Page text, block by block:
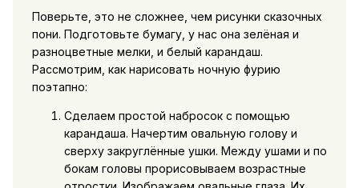
Поверьте, это не сложнее, чем рисунки сказочных
пони. Подготовьте бумагу, у нас она зелёная и
разноцветные мелки, и белый карандаш.
Рассмотрим, как нарисовать ночную фурию
поэтапно:
Сделаем простой набросок с помощью
карандаша. Начертим овальную голову и
сверху закруглённые ушки. Между ушами и по
бокам головы прорисовываем возрастные